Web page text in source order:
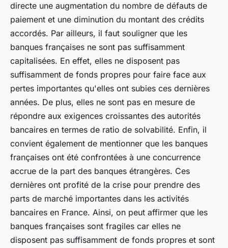
directe une augmentation du nombre de défauts de
paiement et une diminution du montant des crédits
accordés. Par ailleurs, il faut souligner que les
banques françaises ne sont pas suffisamment
capitalisées. En effet, elles ne disposent pas
suffisamment de fonds propres pour faire face aux
pertes importantes qu'elles ont subies ces dernières
années. De plus, elles ne sont pas en mesure de
répondre aux exigences croissantes des autorités
bancaires en termes de ratio de solvabilité. Enfin, il
convient également de mentionner que les banques
françaises ont été confrontées à une concurrence
accrue de la part des banques étrangères. Ces
dernières ont profité de la crise pour prendre des
parts de marché importantes dans les activités
bancaires en France. Ainsi, on peut affirmer que les
banques françaises sont fragiles car elles ne
disposent pas suffisamment de fonds propres et sont